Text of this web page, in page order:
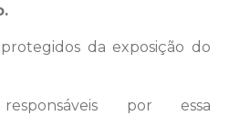
da exposição do
por essa